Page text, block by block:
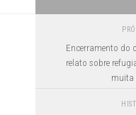
Encerramento do
relato sobre
muita